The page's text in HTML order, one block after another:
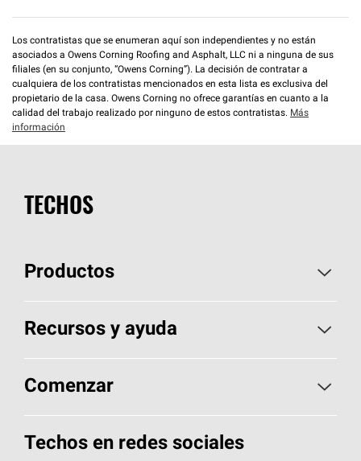
Los contratistas que se enumeran aquí son independientes y no están
asociados a Owens Corning Roofing and Asphalt, LLC ni a ninguna de sus
filiales (en su conjunto, “Owens Corning”). La decisión de contratar a
cualquiera de los contratistas mencionados en esta lista es exclusiva del
propietario de la casa. Owens Corning no ofrece garantías en cuanto a la
calidad del trabajo realizado por ninguno de estos contratistas. Más
información
TECHOS
Productos
Elija sus tejas
Encuentre un contratista
Componentes para techos
Recursos y ayuda
Aspectos básicos sobre techos
Herramientas de diseño y color
Comenzar
Llame al 1-800-GET-PINK®
Techos en redes sociales